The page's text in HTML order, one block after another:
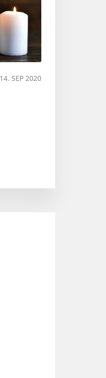
14. SEP 2020